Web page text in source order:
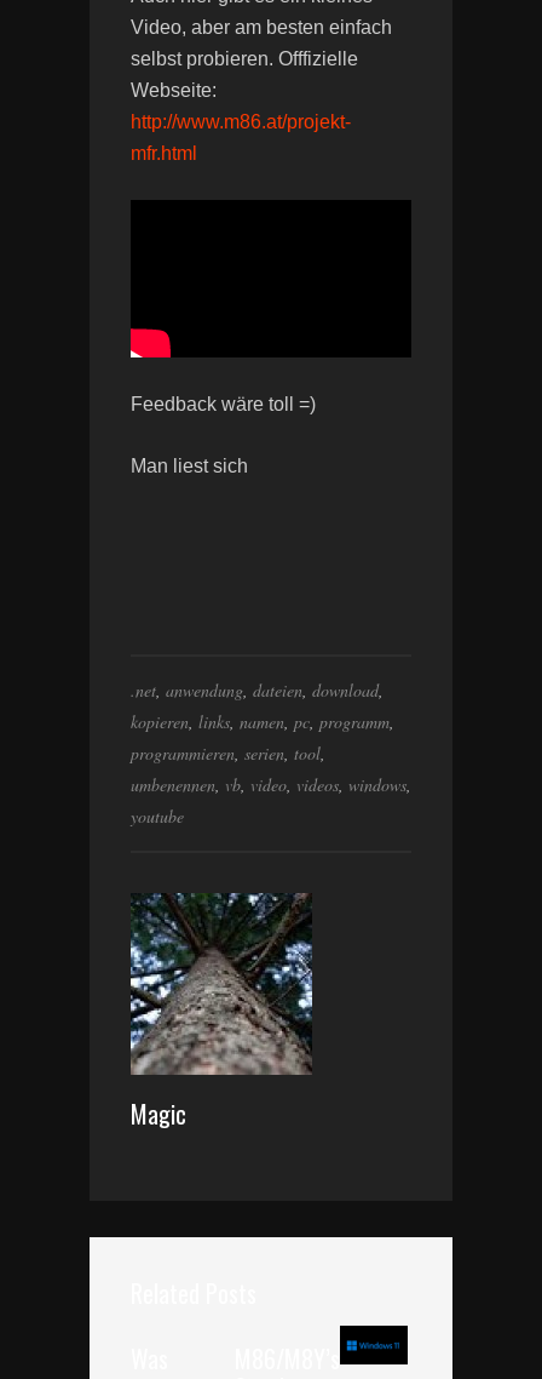
Video, aber am besten einfach
selbst probieren. Offfizielle
Webseite:
http://www.m86.at/projekt-
mfr.html
Feedback wäre toll =)
Man liest sich
.net, anwendung, dateien, download,
kopieren, links, namen, pc, programm,
programmieren, serien, tool,
umbenennen, vb, video, videos, windows,
youtube
Magic
M86/M8Y’s